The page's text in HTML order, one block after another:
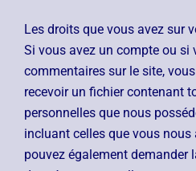
Les droits que vous avez sur
Si vous avez un compte ou si
commentaires sur le site,
recevoir un fichier contenant
personnelles que nous
incluant celles que vous
pouvez également demander